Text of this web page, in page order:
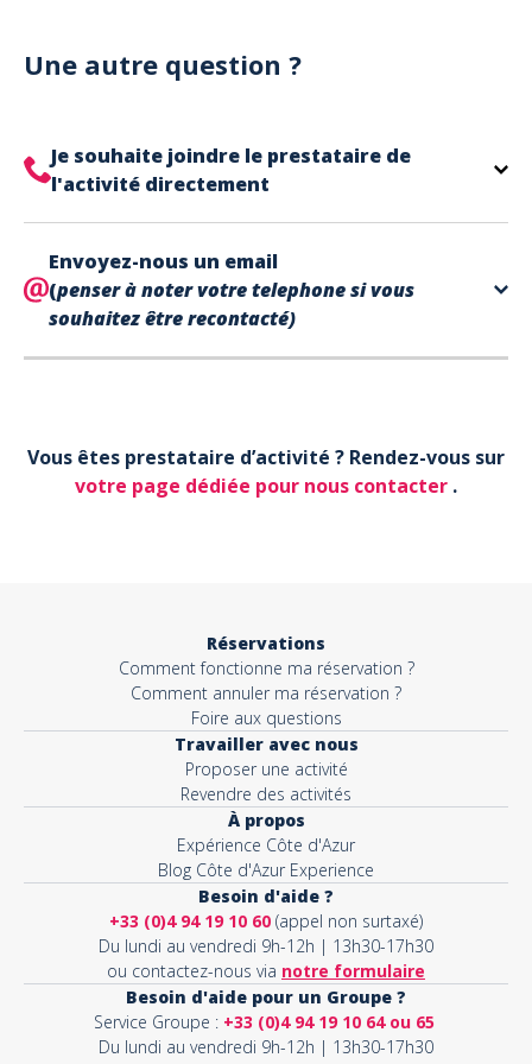
Cependant, nous avons l'office de tourisme de Fréjus
et de Saint Raphaël qui acceptent les chèques
A noter que la réservation est prise en compte
uniquement une fois le paiement effectué.
Une autre question ?
Je souhaite joindre le prestataire de
l'activité directement
trouve directement sur votre billet,
dans la partie contact.
Envoyez-nous un email
(penser à noter votre telephone si vous
souhaitez être recontacté)
Votre email*
Vous êtes prestataire d’activité ? Rendez-vous sur
votre page dédiée pour nous contacter .
Réservations
Comment fonctionne ma réservation ?
Comment annuler ma réservation ?
Foire aux questions
Travailler avec nous
Proposer une activité
Revendre des activités
À propos
Expérience Côte d'Azur
Blog Côte d'Azur Experience
Besoin d'aide ?
+33 (0)4 94 19 10 60 (appel non surtaxé)
Du lundi au vendredi 9h-12h | 13h30-17h30
ou contactez-nous via notre formulaire
Besoin d'aide pour un Groupe ?
Service Groupe : +33 (0)4 94 19 10 64 ou 65
Du lundi au vendredi 9h-12h | 13h30-17h30